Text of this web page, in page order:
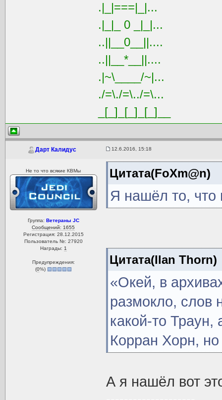
.|_|===|_|...
.|_|_ 0 _|_|...
..||__0__||....
..||__*__||....
.|~\____/~|...
./=\./=\../=\...
_[_]_[_]_[_]__
Дарт Калидус 12.6.2016, 15:18
Не то что всякие КВМы
Группа: Ветераны JC
Сообщений: 1655
Регистрация: 28.12.2015
Пользователь №: 27920
Награды: 1
Предупреждения:
(0%)
Цитата(FoXm@n)
Я нашёл то, что
Цитата(Ilan Thorn)
«Окей, в
размокло, слов
какой-то
Корран Хорн,
А я нашёл вот